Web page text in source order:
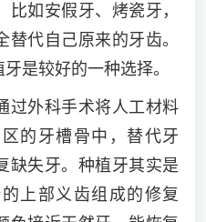
如安假牙、烤瓷牙，
代自己原来的牙齿。
是较好的一种选择。
过外科手术将人工材料
的牙槽骨中，替代牙
缺失牙。种植牙其实是
上部义齿组成的修复